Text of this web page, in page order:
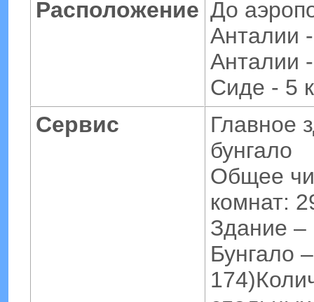
Расположение До
Анталии
Анталии
Сиде - 5
Сервис
Главное
бунгало
Общее
комнат:
Здание –
Бунгало –